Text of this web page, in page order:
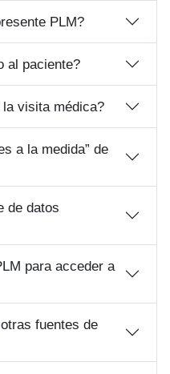
PLM?
al paciente?
visita médica?
a la medida” de
de datos
para acceder a
fuentes de